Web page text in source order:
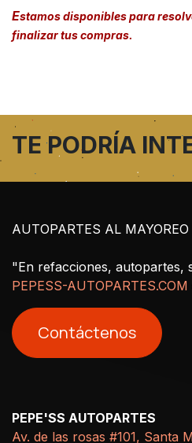
Estamos disponibles para
finalizar tus compras.
TE PODRÍA
AUTOPARTES AL MAYOREO
"En refacciones, autopartes,
PEPESS-AUTOPARTES.COM
Contáctenos
PEPE'SS AUTOPARTES
Av. de las rosas #101, Santa